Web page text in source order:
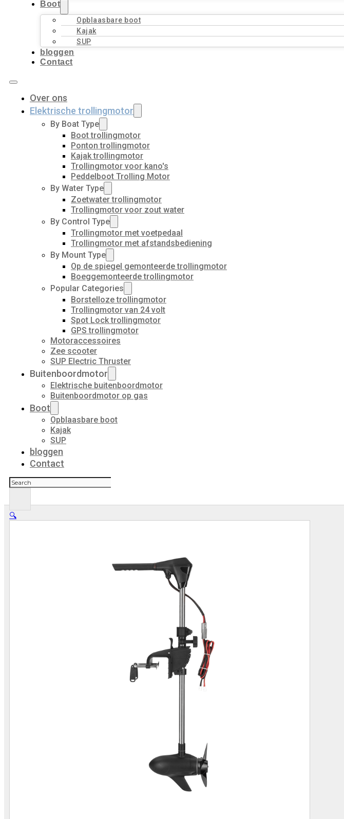
Boot
Opblaasbare boot
Kajak
SUP
bloggen
Contact
Over ons
Elektrische trollingmotor
By Boat Type
Boot trollingmotor
Ponton trollingmotor
Kajak trollingmotor
Trollingmotor voor kano's
Peddelboot Trolling Motor
By Water Type
Zoetwater trollingmotor
Trollingmotor voor zout water
By Control Type
Trollingmotor met voetpedaal
Trollingmotor met afstandsbediening
By Mount Type
Op de spiegel gemonteerde trollingmotor
Boeggemonteerde trollingmotor
Popular Categories
Borstelloze trollingmotor
Trollingmotor van 24 volt
Spot Lock trollingmotor
GPS trollingmotor
Motoraccessoires
Zee scooter
SUP Electric Thruster
Buitenboordmotor
Elektrische buitenboordmotor
Buitenboordmotor op gas
Boot
Opblaasbare boot
Kajak
SUP
bloggen
Contact
Zoeken
🔍